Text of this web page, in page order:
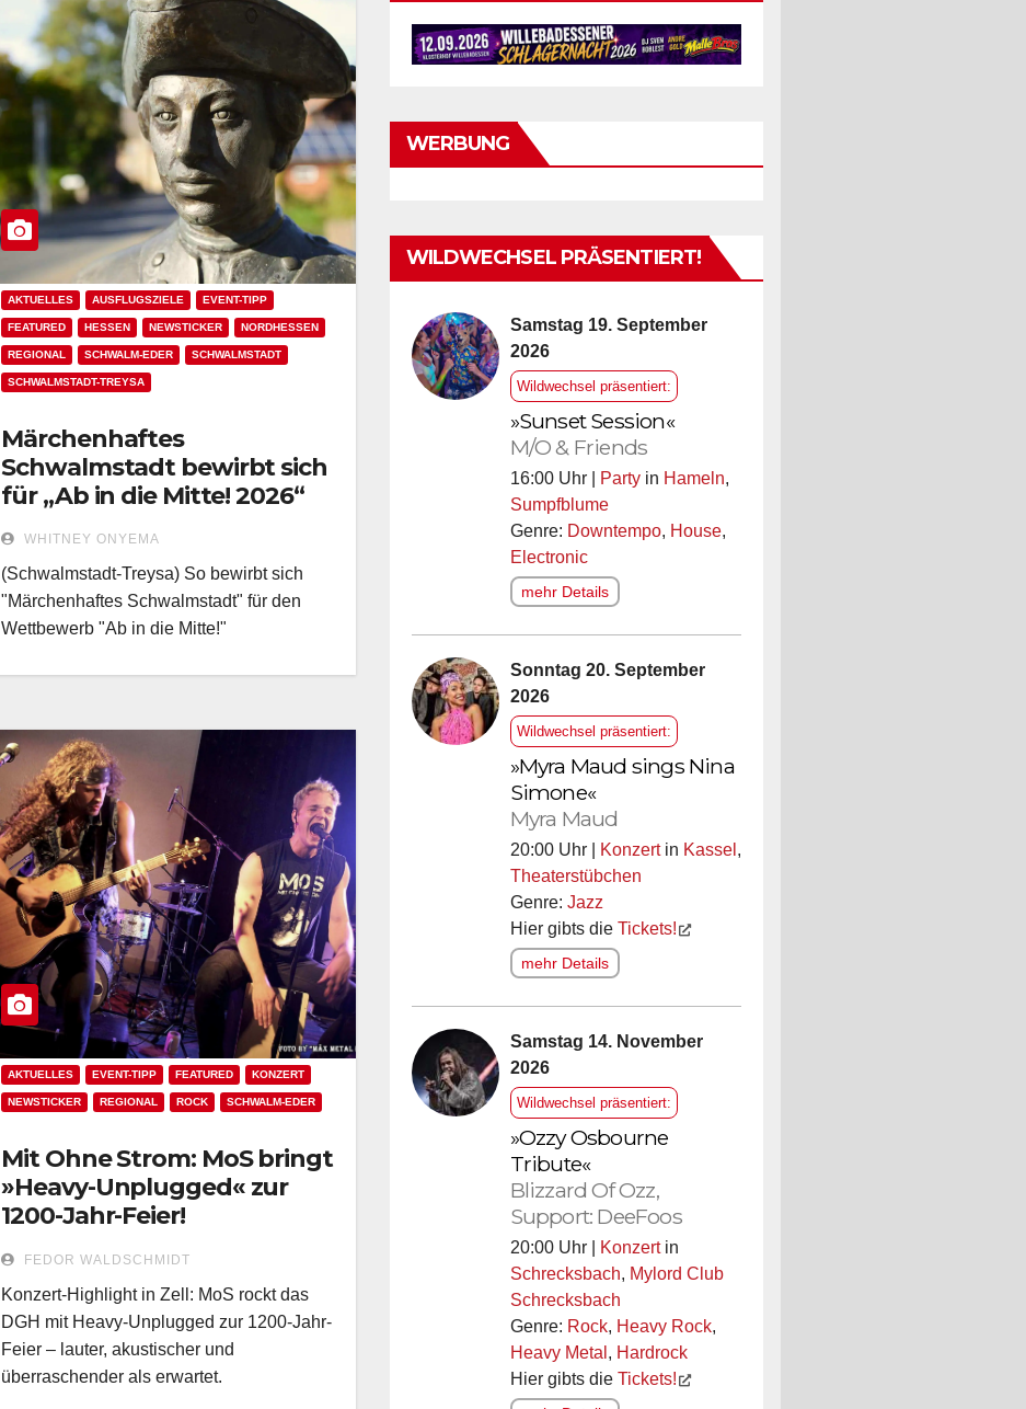
AKTUELLES AUSFLUGSZIELE EVENT-TIPP
FEATURED HESSEN NEWSTICKER NORDHESSEN
REGIONAL SCHWALM-EDER SCHWALMSTADT
SCHWALMSTADT-TREYSA
Märchenhaftes
Schwalmstadt bewirbt sich
für „Ab in die Mitte! 2026“
WHITNEY ONYEMA
(Schwalmstadt-Treysa) So bewirbt sich
"Märchenhaftes Schwalmstadt" für den
Wettbewerb "Ab in die Mitte!"
AKTUELLES EVENT-TIPP FEATURED KONZERT
NEWSTICKER REGIONAL ROCK SCHWALM-EDER
Mit Ohne Strom: MoS bringt
»Heavy-Unplugged« zur
1200-Jahr-Feier!
FEDOR WALDSCHMIDT
Konzert-Highlight in Zell: MoS rockt das
DGH mit Heavy-Unplugged zur 1200-Jahr-
Feier – lauter, akustischer und
überraschender als erwartet.
WERBUNG
WILDWECHSEL PRÄSENTIERT!
Samstag 19. September
2026
Wildwechsel präsentiert:
»Sunset Session«
M/O & Friends
16:00 Uhr | Partyin Hameln,
Sumpfblume
Genre: Downtempo, House,
Electronic
mehr Details
Sonntag 20. September
2026
Wildwechsel präsentiert:
»Myra Maud sings Nina
Simone«
Myra Maud
20:00 Uhr | Konzertin Kassel ,
Theaterstübchen
Genre: Jazz
Hier gibts die Tickets!
mehr Details
Samstag 14. November
2026
Wildwechsel präsentiert:
»Ozzy Osbourne
Tribute«
Blizzard Of Ozz,
Support: DeeFoos
20:00 Uhr | Konzertin
Schrecksbach, Mylord Club
Schrecksbach
Genre: Rock, Heavy Rock,
Heavy Metal , Hardrock
Hier gibts die Tickets!